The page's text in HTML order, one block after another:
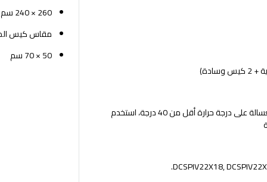
• تعليمات العناية: اغسله في الغسالة على درجة حرارة أقل من 40 درجة، استخدم
260 × 240 سم
مقاس كيس
50 × 70 سم